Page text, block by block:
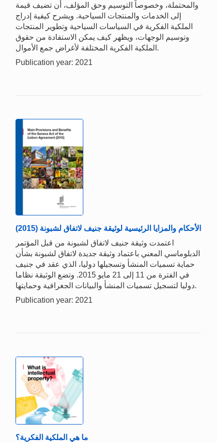
والمحتملة، وخصوصاً التوسيم وحق المؤلف، أن تضيف قيمة
إلى الخدمات والمنتجات السياحية. ويشرح كيفية إدراج
الملكية الفكرية في السياسات السياحية وتطوير المنتجات
وتوسيم الوجهات، ويظهر كيف يمكن الاستفادة من حقوق
الملكية الفكرية المختلفة لأغراض جمع الأموال.
Publication year: 2021
الأحكام والمزايا الرئيسية لوثيقة جنيف لاتفاق لشبونة (2015)
اعتمدت وثيقة جنيف لاتفاق لشبونة من قبل المؤتمر
الدبلوماسي المعني باعتماد وثيقة جديدة لاتفاق لشبونة بشأن
حماية تسميات المنشأ وتسجيلها دوليا، الذي عقد في جنيف
في الفترة من 11 إلى 21 مايو 2015. وتضع الوثيقة نظاما
دوليا لتسجيل تسميات المنشأ والبيانات الجغرافية وحمايتها.
Publication year: 2021
ما هي الملكية الفكرية؟